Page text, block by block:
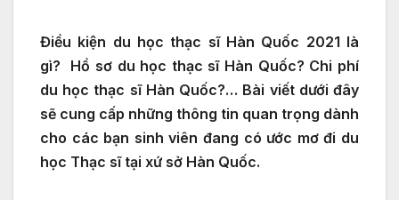
Điều kiện du học thạc sĩ Hàn Quốc 2021 là
gì? Hồ sơ du học thạc sĩ Hàn Quốc? Chi phí
du học thạc sĩ Hàn Quốc?… Bài viết dưới đây
sẽ cung cấp những thông tin quan trọng dành
cho các bạn sinh viên đang có ước mơ đi du
học Thạc sĩ tại xứ sở Hàn Quốc.